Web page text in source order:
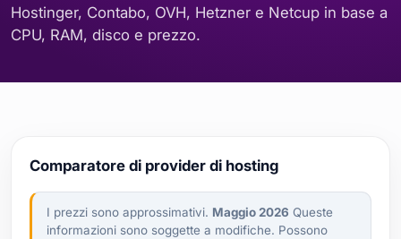
Hostinger, Contabo, OVH, Hetzner e Netcup in base a
CPU, RAM, disco e prezzo.
Comparatore di provider di hosting
I prezzi sono approssimativi. Maggio 2026 Queste
informazioni sono soggette a modifiche. Possono